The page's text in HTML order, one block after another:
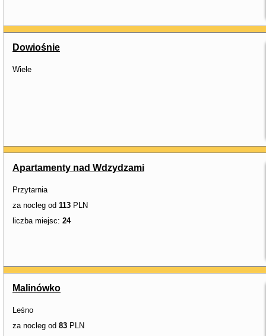
Dowiośnie
Wiele
Apartamenty nad Wdzydzami
Przytarnia
za nocleg od 113 PLN
liczba miejsc: 24
Malinówko
Leśno
za nocleg od 83 PLN